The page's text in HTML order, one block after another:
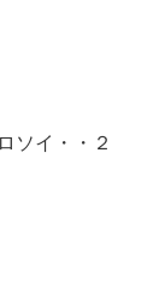
イ・・２